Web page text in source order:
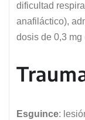
dificultad
anafiláctico),
dosis de 0,3 mg
Esguince: